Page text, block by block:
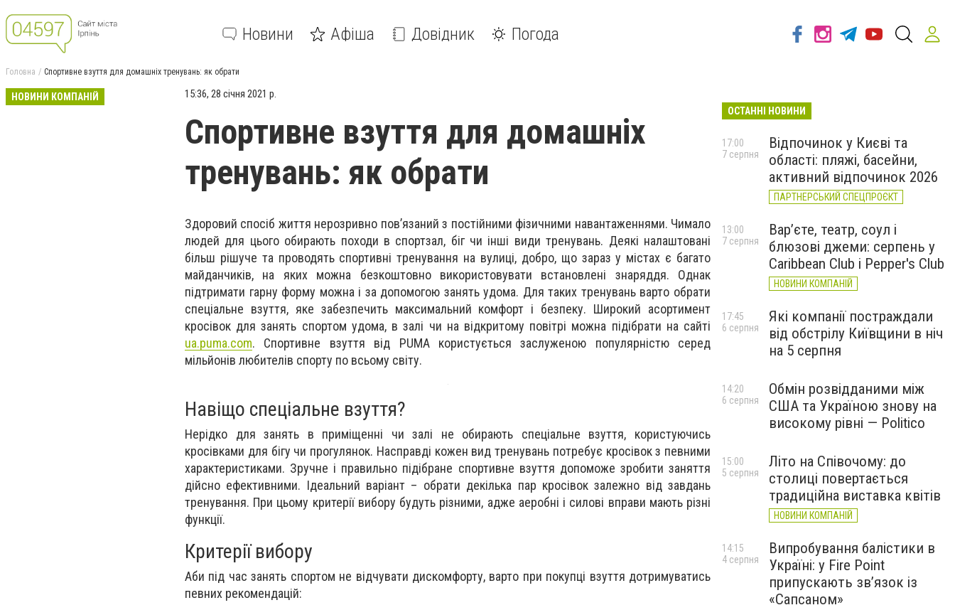
Новини Афіша Довідник Погода
Головна Спортивне взуття для домашніх тренувань: як обрати
НОВИНИ КОМПАНІЙ 15:36, 28 січня 2021 р.
Спортивне взуття для домашніх
тренувань: як обрати
Здоровий спосіб життя нерозривно пов’язаний з постійними фізичними навантаженнями. Чимало
людей для цього обирають походи в спортзал, біг чи інші види тренувань. Деякі налаштовані
більш рішуче та проводять спортивні тренування на вулиці, добро, що зараз у містах є багато
майданчиків, на яких можна безкоштовно використовувати встановлені знаряддя. Однак
підтримати гарну форму можна і за допомогою занять удома. Для таких тренувань варто обрати
спеціальне взуття, яке забезпечить максимальний комфорт і безпеку. Широкий асортимент
кросівок для занять спортом удома, в залі чи на відкритому повітрі можна підібрати на сайті
ua.puma.com. Спортивне взуття від PUMA користується заслуженою популярністю серед
мільйонів любителів спорту по всьому світу.
Навіщо спеціальне взуття?
Нерідко для занять в приміщенні чи залі не обирають спеціальне взуття, користуючись
кросівками для бігу чи прогулянок. Насправді кожен вид тренувань потребує кросівок з певними
характеристиками. Зручне і правильно підібране спортивне взуття допоможе зробити заняття
дійсно ефективними. Ідеальний варіант – обрати декілька пар кросівок залежно від завдань
тренування. При цьому критерії вибору будуть різними, адже аеробні і силові вправи мають різні
функції.
Критерії вибору
Аби під час занять спортом не відчувати дискомфорту, варто при покупці взуття дотримуватись
певних рекомендацій:
ОСТАННІ НОВИНИ
Відпочинок у Києві та
області: пляжі, басейни,
активний відпочинок 2026
ПАРТНЕРСЬКИЙ СПЕЦПРОЄКТ
17:00
7 серпня
Вар’єте, театр, соул і
блюзові джеми: серпень у
Caribbean Club і Pepper's Club
НОВИНИ КОМПАНІЙ
13:00
7 серпня
Які компанії постраждали
від обстрілу Київщини в ніч
на 5 серпня
17:45
6 серпня
Обмін розвідданими між
США та Україною знову на
високому рівні — Politico
14:20
6 серпня
Літо на Співочому: до
столиці повертається
традиційна виставка квітів
НОВИНИ КОМПАНІЙ
15:00
5 серпня
Випробування балістики в
Україні: у Fire Point
припускають зв’язок із
«Сапсаном»
14:15
4 серпня